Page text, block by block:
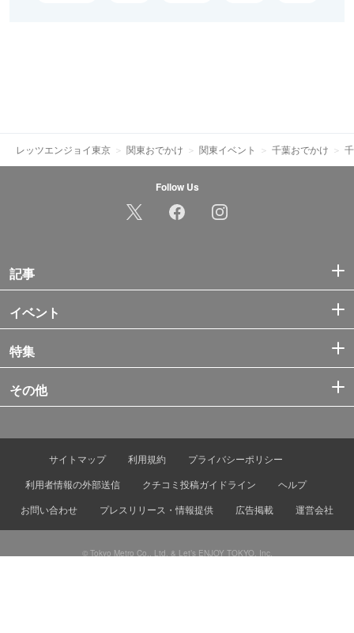
レッツエンジョイ東京 関東おでかけ 関東イベント 千葉おでかけ
Follow Us
記事
イベント
特集
その他
サイトマップ 利用規約
プライバシーポリシー
利用者情報の外部送信
クチコミ投稿ガイドライン
ヘルプ
お問い合わせ
プレスリリース・情報提供 広告掲載 運営会社
© Tokyo Metro Co., Ltd. & Let’s ENJOY TOKYO, Inc.